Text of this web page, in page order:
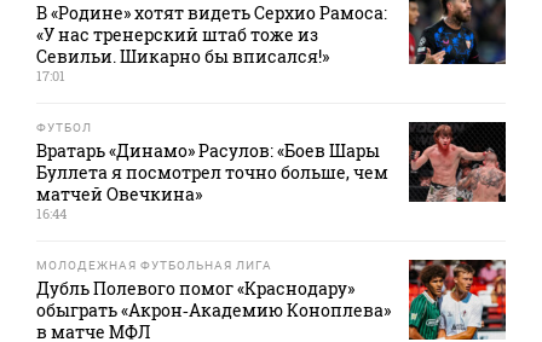
В «Родине» хотят видеть Серхио Рамоса:
«У нас тренерский штаб тоже из
Севильи. Шикарно бы вписался!»
17:01
ФУТБОЛ
Вратарь «Динамо» Расулов: «Боев Шары
Буллета я посмотрел точно больше, чем
матчей Овечкина»
16:44
МОЛОДЕЖНАЯ ФУТБОЛЬНАЯ ЛИГА
Дубль Полевого помог «Краснодару»
обыграть «Акрон‑Академию Коноплева»
в матче МФЛ